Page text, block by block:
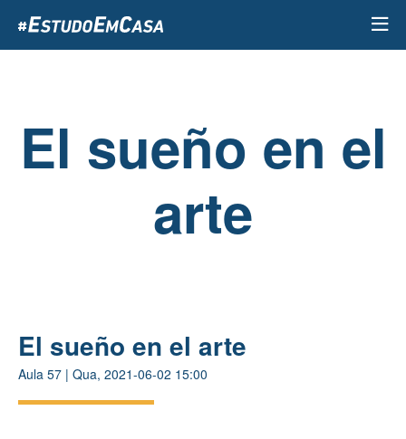
para
o
El sueño en el
arte
El sueño en el arte
Aula 57 | Qua, 2021-06-02 15:00